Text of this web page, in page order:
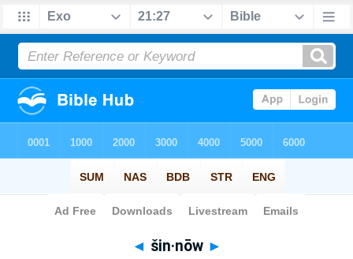
Bible> Strong's > Hebrew
◄ šin·nōw ►